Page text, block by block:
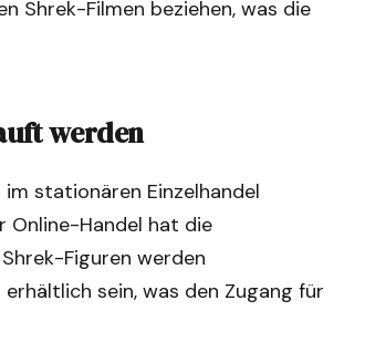
Shrek-Filmen beziehen, was die
werden
stationären Einzelhandel
Online-Handel hat die
Figuren werden
sein, was den Zugang für